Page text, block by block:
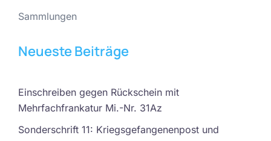
Sammlungen
Neueste Beiträge
Einschreiben gegen Rückschein mit
Mehrfachfrankatur Mi.-Nr. 31Az
Sonderschrift 11: Kriegsgefangenenpost und